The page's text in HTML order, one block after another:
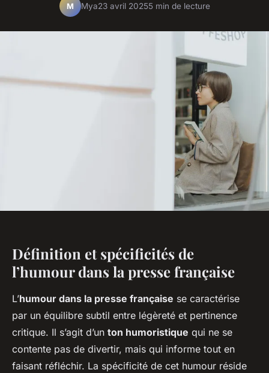
M Mya23 avril 20255 min de lecture
Définition et spécificités de
l’humour dans la presse française
L’humour dans la presse française se caractérise
par un équilibre subtil entre légèreté et pertinence
critique. Il s’agit d’un ton humoristique qui ne se
contente pas de divertir, mais qui informe tout en
faisant réfléchir. La spécificité de cet humour réside